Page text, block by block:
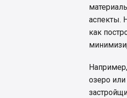
аспекты.
как
озеро